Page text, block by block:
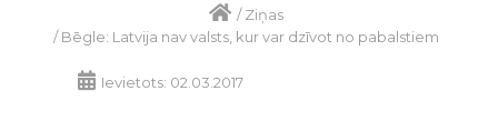
/Ziņas
/Bēgle: Latvija nav valsts, kur var dzīvot no pabalstiem
Ievietots: 02.03.2017